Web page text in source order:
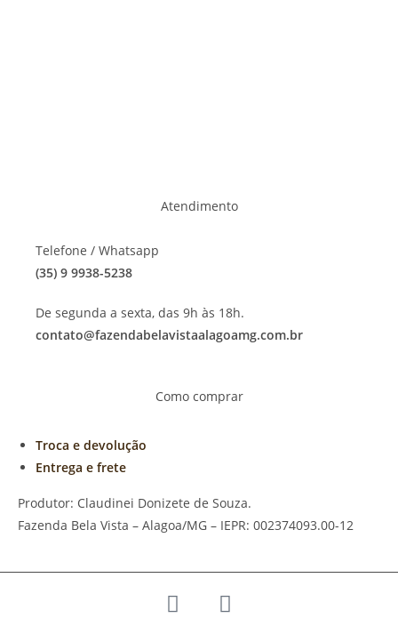
Atendimento
Telefone / Whatsapp
(35) 9 9938-5238
De segunda a sexta, das 9h às 18h.
contato@fazendabelavistaalagoamg.com.br
Como comprar
Troca e devolução
Entrega e frete
Produtor: Claudinei Donizete de Souza.
Fazenda Bela Vista – Alagoa/MG – IEPR: 002374093.00-12